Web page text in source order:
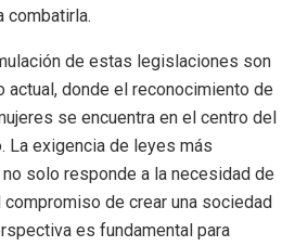
combatirla.
de estas legislaciones son
actual, donde el reconocimiento de
se encuentra en el centro del
La exigencia de leyes más
solo responde a la necesidad de
de crear una sociedad
es fundamental para